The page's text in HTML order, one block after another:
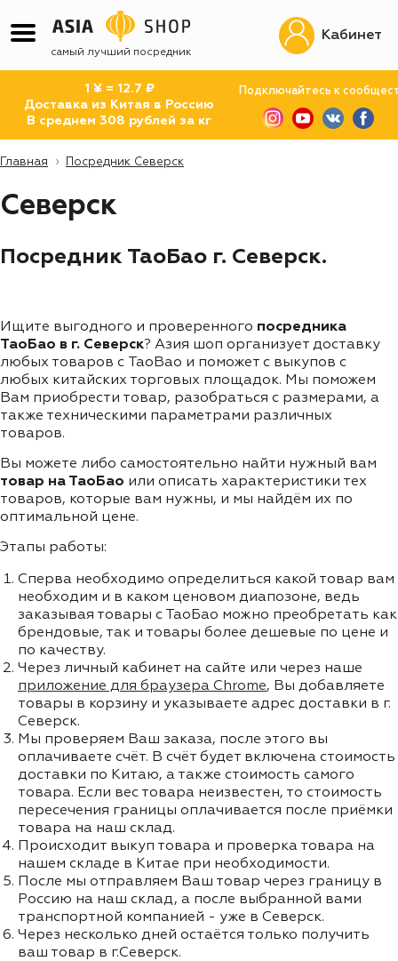
самый лучший посредник
1 ¥ = 12.7 ₽
Доставка из Китая в Россию
В среднем 308 рублей за кг
Подключайтесь к
Кабинет
Главная Посредник Северск
Северск
Посредник ТаоБао г. Северск.
Ищите выгодного и проверенного посредника
ТаоБао в г. Северск? Азия шоп организует доставку
любых товаров с TaoBao и поможет с выкупов с
любых китайских торговых площадок. Мы поможем
Вам приобрести товар, разобраться с размерами, а
также техническими параметрами различных
товаров.
Вы можете либо самостоятельно найти нужный вам
товар на ТаоБао или описать характеристики тех
товаров, которые вам нужны, и мы найдём их по
оптимальной цене.
Этапы работы:
Сперва необходимо определиться какой товар вам
необходим и в каком ценовом диапозоне, ведь
заказывая товары с ТаоБао можно преобретать как
брендовые, так и товары более дешевые по цене и
по качеству.
Через личный кабинет на сайте или через наше
приложение для браузера Chrome, Вы добавляете
товары в корзину и указываете адрес доставки в г.
Северск.
Мы проверяем Ваш заказа, после этого вы
оплачиваете счёт. В счёт будет включена стоимость
доставки по Китаю, а также стоимость самого
товара. Если вес товара неизвестен, то стоимость
пересечения границы оплачивается после приёмки
товара на наш склад.
Происходит выкуп товара и проверка товара на
нашем складе в Китае при необходимости.
После мы отправляем Ваш товар через границу в
Россию на наш склад, а после выбранной вами
транспортной компанией - уже в Северск.
Через несколько дней остаётся только получить
ваш товар в г.Северск.